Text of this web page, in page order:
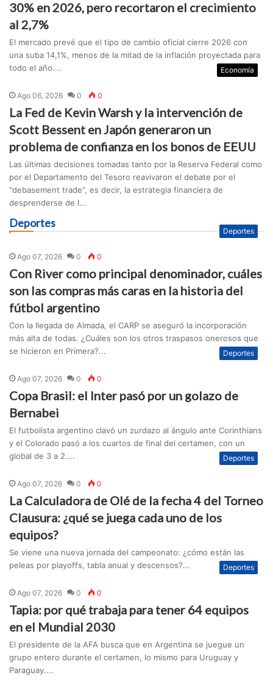
30% en 2026, pero recortaron el crecimiento
al 2,7%
El mercado prevé que el tipo de cambio oficial cierre 2026 con
una suba 14,1%, menos de la mitad de la inflación proyectada para
todo el año....
Economía
Ago 06, 2026 0 0
La Fed de Kevin Warsh y la intervención de
Scott Bessent en Japón generaron un
problema de confianza en los bonos de EEUU
Las últimas decisiones tomadas tanto por la Reserva Federal como
por el Departamento del Tesoro reavivaron el debate por el
"debasement trade", es decir, la estrategia financiera de
desprenderse de l...
Deportes
Deportes
Ago 07, 2026 0 0
Con River como principal denominador, cuáles
son las compras más caras en la historia del
fútbol argentino
Con la llegada de Almada, el CARP se aseguró la incorporación
más alta de todas. ¿Cuáles son los otros traspasos onerosos que
se hicieron en Primera?...
Deportes
Ago 07, 2026 0 0
Copa Brasil: el Inter pasó por un golazo de
Bernabei
El futbolista argentino clavó un zurdazo al ángulo ante Corinthians
y el Colorado pasó a los cuartos de final del certamen, con un
global de 3 a 2....
Deportes
Ago 07, 2026 0 0
La Calculadora de Olé de la fecha 4 del Torneo
Clausura: ¿qué se juega cada uno de los
equipos?
Se viene una nueva jornada del campeonato: ¿cómo están las
peleas por playoffs, tabla anual y descensos?...
Deportes
Ago 07, 2026 0 0
Tapia: por qué trabaja para tener 64 equipos
en el Mundial 2030
El presidente de la AFA busca que en Argentina se juegue un
grupo entero durante el certamen, lo mismo para Uruguay y
Paraguay....